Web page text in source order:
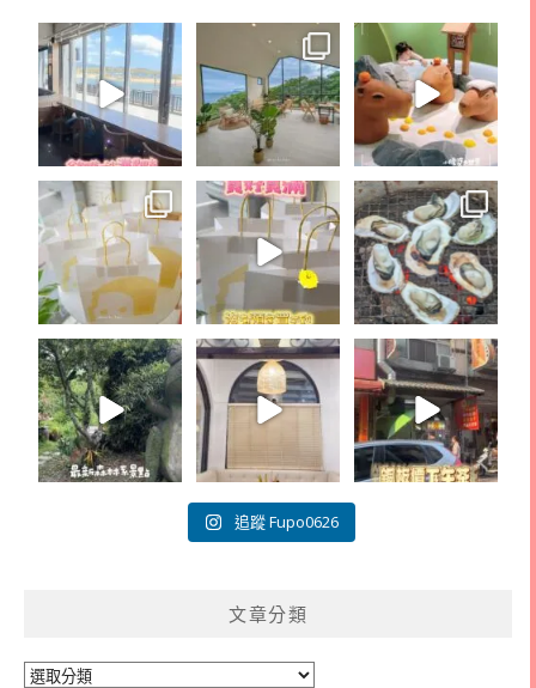
追蹤 Fupo0626
文章分類
文